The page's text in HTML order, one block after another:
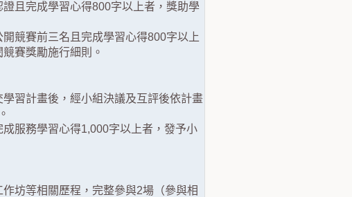
且完成學習心得800字以上者，獎助學
競賽前三名且完成學習心得800字以上
賽獎勵施行細則。
習計畫後，經小組決議及互評後依計畫
服務學習心得1,000字以上者，發予小
坊等相關歷程，完整參與2場（參與相